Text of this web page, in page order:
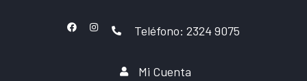
Teléfono: 2324 9075
Mi Cuenta